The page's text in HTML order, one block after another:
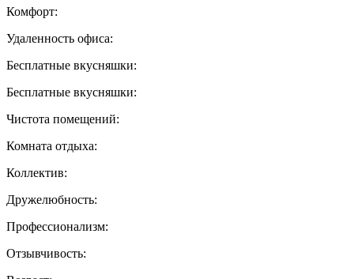
Комфорт:
Удаленность офиса:
Бесплатные вкусняшки:
Бесплатные вкусняшки:
Чистота помещений:
Комната отдыха:
Коллектив:
Дружелюбность:
Профессионализм:
Отзывчивость: